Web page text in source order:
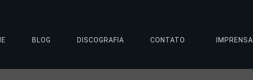
BLOG DISCOGRAFIA CONTATO IMPRENSA